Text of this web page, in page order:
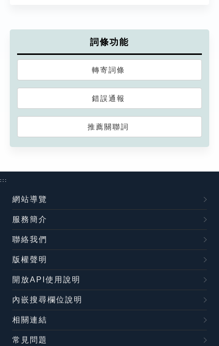
詞條功能
轉寄詞條
錯誤通報
推薦關聯詞
:::
網站導覽
服務簡介
聯絡我們
版權聲明
開放API使用說明
內嵌搜尋欄位說明
相關連結
常見問題